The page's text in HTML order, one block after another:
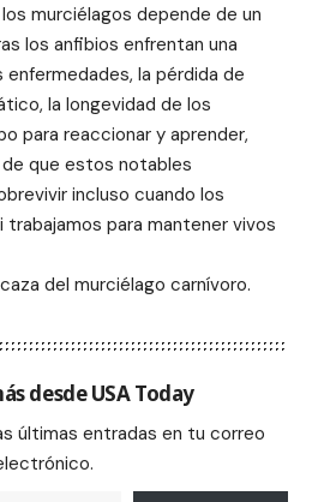
murciélagos depende de un
los anfibios enfrentan una
enfermedades, la pérdida de
la longevidad de los
para reaccionar y aprender,
que estos notables
incluso cuando los
para mantener vivos
del murciélago carnívoro.
desde USA Today
últimas entradas en tu correo